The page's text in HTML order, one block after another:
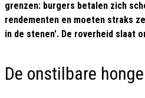
grenzen: burgers betalen zich
rendementen en moeten straks
in de stenen'. De roverheid slaat
De onstilbare